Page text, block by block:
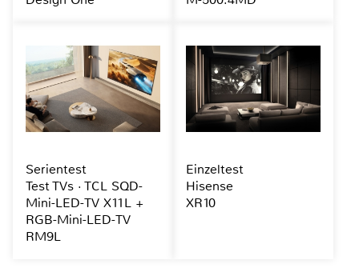
Serientest
Test TVs · TCL SQD-
Mini-LED-TV X11L +
RGB-Mini-LED-TV
RM9L
Einzeltest
Hisense
XR10